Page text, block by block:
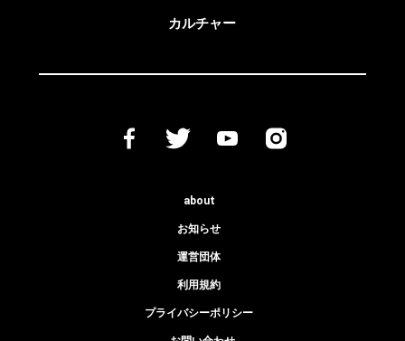
カルチャー
about
お知らせ
運営団体
利用規約
プライバシーポリシー